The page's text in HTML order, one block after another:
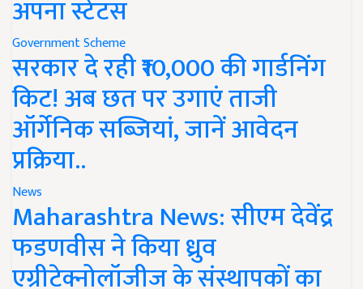
अपना स्टेटस
Government Scheme
सरकार दे रही ₹10,000 की गार्डनिंग
किट! अब छत पर उगाएं ताजी
ऑर्गेनिक सब्जियां, जानें आवेदन
प्रक्रिया..
News
Maharashtra News: सीएम देवेंद्र
फडणवीस ने किया ध्रुव
एग्रीटेक्नोलॉजीज के संस्थापकों का